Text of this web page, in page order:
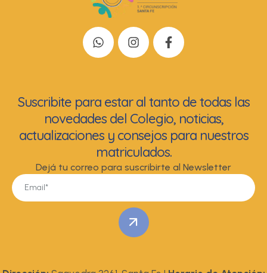
Suscribite para estar al tanto de todas las
novedades del Colegio, noticias,
actualizaciones y consejos para nuestros
matriculados.
Dejá tu correo para suscribirte al Newsletter